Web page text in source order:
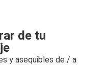
de tu
y asequibles de / a